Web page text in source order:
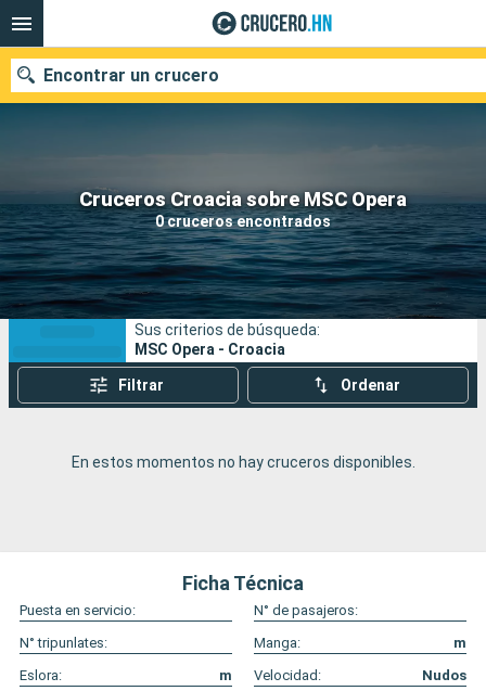
Cruceros Croacia sobre MSC Opera
0 cruceros encontrados
Encontrar un crucero
Nuestros destinos
Fecha de salida
Puertos Compañías
Buscar
Sus criterios de búsqueda:
MSC Opera - Croacia
Filtrar Ordenar
En estos momentos no hay cruceros disponibles.
Ficha Técnica
Puesta en servicio:
N° de pasajeros:
N° tripunlates:
Manga:
m
Eslora:
m Velocidad: Nudos